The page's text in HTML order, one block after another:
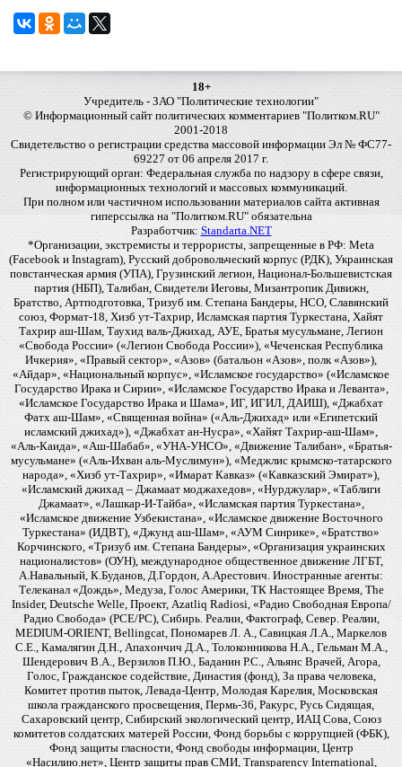
18+
Учредитель - ЗАО "Политические технологии"
© Информационный сайт политических комментариев "Политком.RU"
2001-2018
Свидетельство о регистрации средства массовой информации Эл № ФС77-
69227 от 06 апреля 2017 г.
Регистрирующий орган: Федеральная служба по надзору в сфере связи,
информационных технологий и массовых коммуникаций.
При полном или частичном использовании материалов сайта активная
гиперссылка на "Политком.RU" обязательна
Разработчик: Standarta.NET
*Организации, экстремисты и террористы, запрещенные в РФ: Meta
(Facebook и Instagram), Русский добровольческий корпус (РДК), Украинская
повстанческая армия (УПА), Грузинский легион, Национал-Большевистская
партия (НБП), Талибан, Свидетели Иеговы, Мизантропик Дивижн,
Братство, Артподготовка, Тризуб им. Степана Бандеры, НСО, Славянский
союз, Формат-18, Хизб ут-Тахрир, Исламская партия Туркестана, Хайят
Тахрир аш-Шам, Таухид валь-Джихад, АУЕ, Братья мусульмане, Легион
«Свобода России» («Легион Свобода России»), «Чеченская Республика
Ичкерия», «Правый сектор», «Азов» (батальон «Азов», полк «Азов»),
«Айдар», «Национальный корпус», «Исламское государство» («Исламское
Государство Ирака и Сирии», «Исламское Государство Ирака и Леванта»,
«Исламское Государство Ирака и Шама», ИГ, ИГИЛ, ДАИШ), «Джабхат
Фатх аш-Шам», «Священная война» («Аль-Джихад» или «Египетский
исламский джихад»), «Джабхат ан-Нусра», «Хайят Тахрир-аш-Шам»,
«Аль-Каида», «Аш-Шабаб», «УНА-УНСО», «Движение Талибан», «Братья-
мусульмане» («Аль-Ихван аль-Муслимун»), «Меджлис крымско-татарского
народа», «Хизб ут-Тахрир», «Имарат Кавказ» («Кавказский Эмират»),
«Исламский джихад – Джамаат моджахедов», «Нурджулар», «Таблиги
Джамаат», «Лашкар-И-Тайба», «Исламская партия Туркестана»,
«Исламское движение Узбекистана», «Исламское движение Восточного
Туркестана» (ИДВТ), «Джунд аш-Шам», «АУМ Синрике», «Братство»
Корчинского, «Тризуб им. Степана Бандеры», «Организация украинских
националистов» (ОУН), международное общественное движение ЛГБТ,
А.Навальный, К.Буданов, Д.Гордон, А.Арестович. Иностранные агенты:
Телеканал «Дождь», Медуза, Голос Америки, ТК Настоящее Время, The
Insider, Deutsche Welle, Проект, Azatliq Radiosi, «Радио Свободная Европа/
Радио Свобода» (PCE/PC), Сибирь. Реалии, Фактограф, Север. Реалии,
MEDIUM-ORIENT, Bellingcat, Пономарев Л. А., Савицкая Л.А., Маркелов
С.Е., Камалягин Д.Н., Апахончич Д.А., Толоконникова Н.А., Гельман М.А.,
Шендерович В.А., Верзилов П.Ю., Баданин Р.С., Альянс Врачей, Агора,
Голос, Гражданское содействие, Династия (фонд), За права человека,
Комитет против пыток, Левада-Центр, Молодая Карелия, Московская
школа гражданского просвещения, Пермь-36, Ракурс, Русь Сидящая,
Сахаровский центр, Сибирский экологический центр, ИАЦ Сова, Союз
комитетов солдатских матерей России, Фонд борьбы с коррупцией (ФБК),
Фонд защиты гласности, Фонд свободы информации, Центр
«Насилию.нет», Центр защиты прав СМИ, Transparency International,